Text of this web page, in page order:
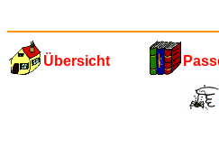
Übersicht